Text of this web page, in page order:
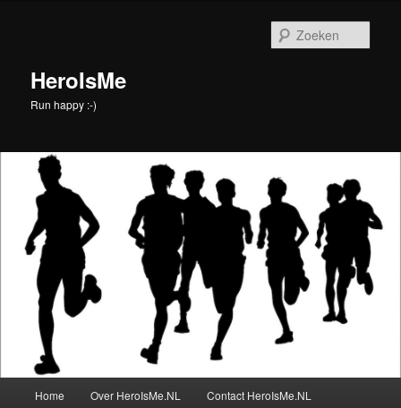
inhoudHeroIsMe
Run happy :-)
Home Over HeroIsMe.NL Contact HeroIsMe.NL